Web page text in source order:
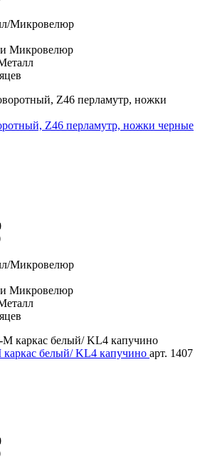
Микровелюр
Микровелюр
Z46 перламутр, ножки черные
Микровелюр
Микровелюр
белый/ KL4 капучино арт. 1407